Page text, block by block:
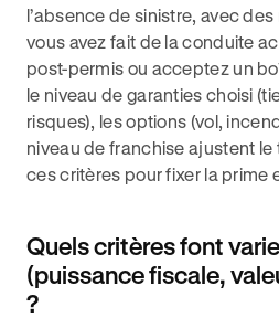
l’absence de sinistre, avec
vous avez fait de la conduite
post-permis ou acceptez un
le niveau de garanties choisi
risques), les options (vol,
niveau de franchise ajustent le
ces critères pour fixer la prime
Quels critères font
(puissance fiscale,
?